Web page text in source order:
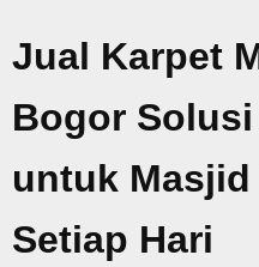
Jual Karpet
Bogor Solusi
untuk
Setiap Hari